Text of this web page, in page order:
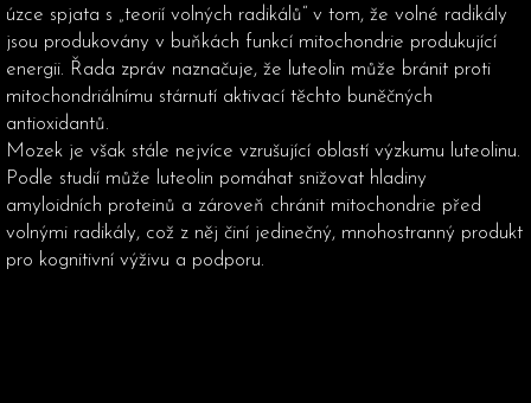
úzce spjata s „teorií volných radikálů“ v tom, že volné radikály
jsou produkovány v buňkách funkcí mitochondrie produkující
energii. Řada zpráv naznačuje, že luteolin může bránit proti
mitochondriálnímu stárnutí aktivací těchto buněčných
antioxidantů.
Mozek je však stále nejvíce vzrušující oblastí výzkumu luteolinu.
Podle studií může luteolin pomáhat snižovat hladiny
amyloidních proteinů a zároveň chránit mitochondrie před
volnými radikály, což z něj činí jedinečný, mnohostranný produkt
pro kognitivní výživu a podporu.